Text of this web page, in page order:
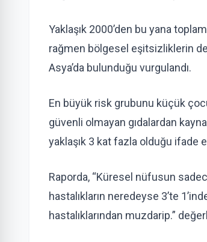
Yaklaşık 2000’den bu yana
rağmen bölgesel eşitsizliklerin
Asya’da bulunduğu vurgulandı.
En büyük risk grubunu küçük
güvenli olmayan gıdalardan
yaklaşık 3 kat fazla olduğu ifade
Raporda, “Küresel nüfusun
hastalıkların neredeyse 3’te
hastalıklarından muzdarip.”